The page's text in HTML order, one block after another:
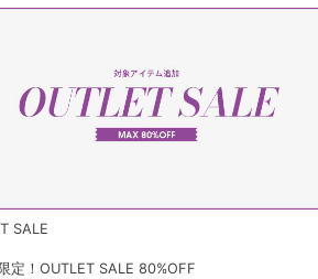
SALE
定！OUTLET SALE 80%OFF